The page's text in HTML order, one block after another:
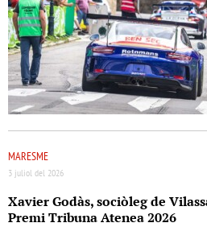
MARESME
3 juliol del 2026
Xavier Godàs, sociòleg de
Premi Tribuna Atenea 2026